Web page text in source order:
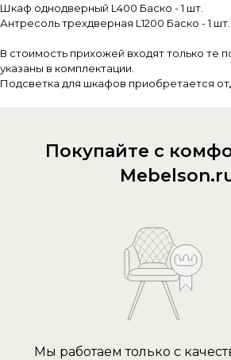
Шкаф однодверный L400 Баско - 1 шт.
Антресоль трехдверная L1200 Баско - 1 шт.
В стоимость прихожей входят только те
указаны в комплектации.
Подсветка для шкафов приобретается
Покупайте с
Мы работаем только с